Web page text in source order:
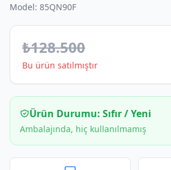
Model: 85QN90F
₺128.500
Bu ürün satılmıştır
Ürün Durumu: Sıfır / Yeni
Ambalajında, hiç kullanılmamış